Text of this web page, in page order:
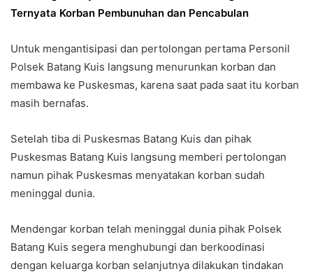
Ternyata Korban Pembunuhan dan Pencabulan
Untuk mengantisipasi dan pertolongan pertama Personil
Polsek Batang Kuis langsung menurunkan korban dan
membawa ke Puskesmas, karena saat pada saat itu korban
masih bernafas.
Setelah tiba di Puskesmas Batang Kuis dan pihak
Puskesmas Batang Kuis langsung memberi pertolongan
namun pihak Puskesmas menyatakan korban sudah
meninggal dunia.
Mendengar korban telah meninggal dunia pihak Polsek
Batang Kuis segera menghubungi dan berkoodinasi
dengan keluarga korban selanjutnya dilakukan tindakan